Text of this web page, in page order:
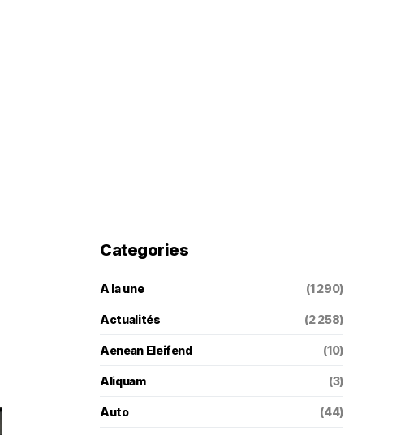
Categories
A la une (1 290)
Actualités (2 258)
Aenean Eleifend (10)
Aliquam (3)
Auto (44)